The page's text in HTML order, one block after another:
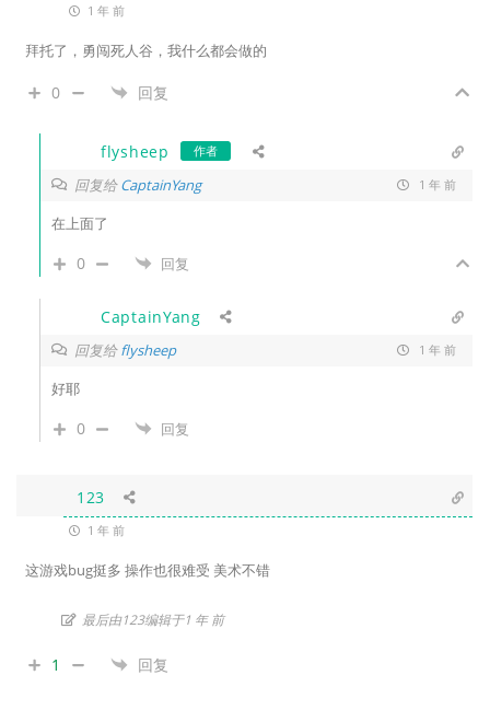
1 年 前
拜托了，勇闯死人谷，我什么都会做的
0 回复
flysheep 作者
回复给CaptainYang 1 年 前
在上面了
0 回复
CaptainYang
回复给flysheep 1 年 前
好耶
0 回复
123
1 年 前
这游戏bug挺多 操作也很难受 美术不错
最后由123编辑于1 年 前
1 回复